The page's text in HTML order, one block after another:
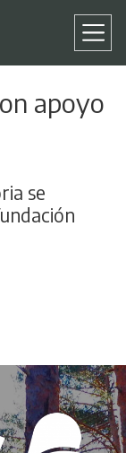
apoyo
se